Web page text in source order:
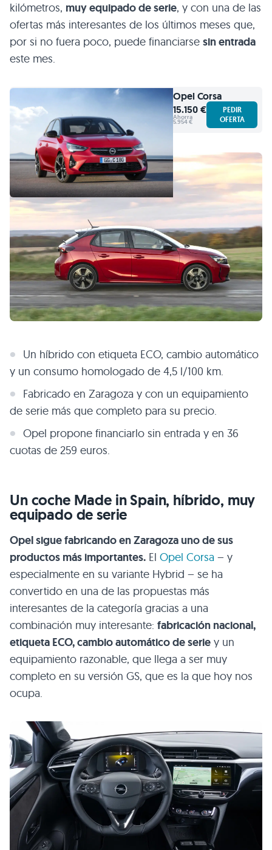
kilómetros, muy equipado de serie, y con una de las
ofertas más interesantes de los últimos meses que,
por si no fuera poco, puede financiarse sin entrada
este mes.
Opel Corsa
15.150 €
Ahorra
5.954 €
PEDIR
OFERTA
Un híbrido con etiqueta ECO, cambio automático
y un consumo homologado de 4,5 l/100 km.
Fabricado en Zaragoza y con un equipamiento
de serie más que completo para su precio.
Opel propone financiarlo sin entrada y en 36
cuotas de 259 euros.
Un coche Made in Spain, híbrido, muy
equipado de serie
Opel sigue fabricando en Zaragoza uno de sus
productos más importantes. El Opel Corsa – y
especialmente en su variante Hybrid – se ha
convertido en una de las propuestas más
interesantes de la categoría gracias a una
combinación muy interesante: fabricación nacional,
etiqueta ECO, cambio automático de serie y un
equipamiento razonable, que llega a ser muy
completo en su versión GS, que es la que hoy nos
ocupa.